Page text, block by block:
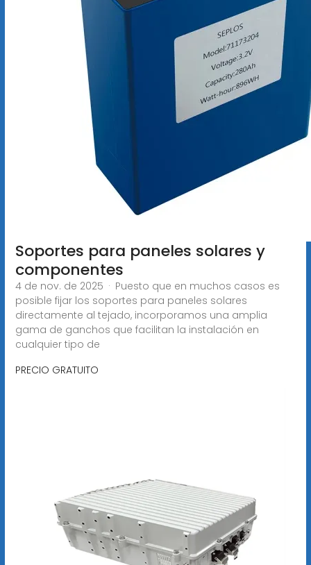
Soportes para paneles solares y
componentes
4 de nov. de 2025 · Puesto que en muchos casos es
posible fijar los soportes para paneles solares
directamente al tejado, incorporamos una amplia
gama de ganchos que facilitan la instalación en
cualquier tipo de
PRECIO GRATUITO